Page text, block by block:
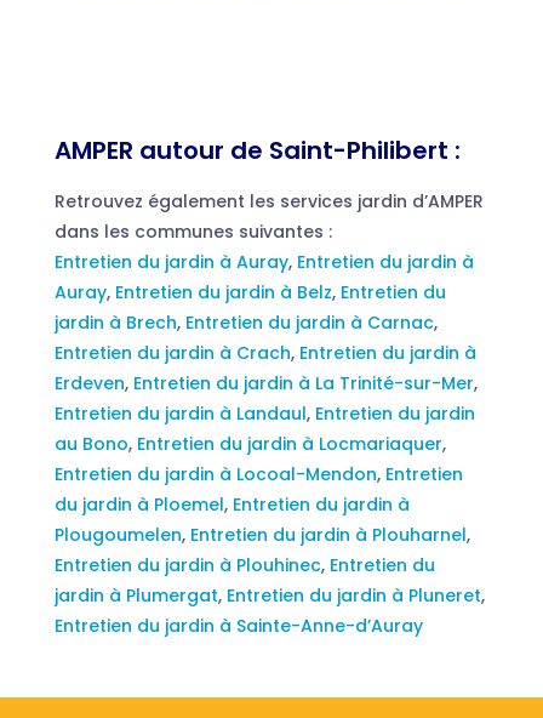
AMPER autour de Saint-Philibert :
Retrouvez également les services jardin d’AMPER
dans les communes suivantes :
Entretien du jardin à Auray, Entretien du jardin à
Auray, Entretien du jardin à Belz, Entretien du
jardin à Brech, Entretien du jardin à Carnac,
Entretien du jardin à Crach, Entretien du jardin à
Erdeven, Entretien du jardin à La Trinité-sur-Mer,
Entretien du jardin à Landaul, Entretien du jardin
au Bono, Entretien du jardin à Locmariaquer,
Entretien du jardin à Locoal-Mendon, Entretien
du jardin à Ploemel, Entretien du jardin à
Plougoumelen, Entretien du jardin à Plouharnel,
Entretien du jardin à Plouhinec, Entretien du
jardin à Plumergat, Entretien du jardin à Pluneret,
Entretien du jardin à Sainte-Anne-d’Auray